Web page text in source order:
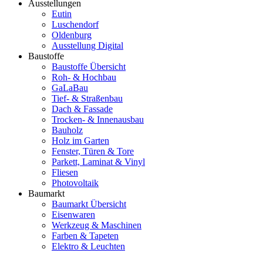
Ausstellungen
Eutin
Luschendorf
Oldenburg
Ausstellung Digital
Baustoffe
Baustoffe Übersicht
Roh- & Hochbau
GaLaBau
Tief- & Straßenbau
Dach & Fassade
Trocken- & Innenausbau
Bauholz
Holz im Garten
Fenster, Türen & Tore
Parkett, Laminat & Vinyl
Fliesen
Photovoltaik
Baumarkt
Baumarkt Übersicht
Eisenwaren
Werkzeug & Maschinen
Farben & Tapeten
Elektro & Leuchten